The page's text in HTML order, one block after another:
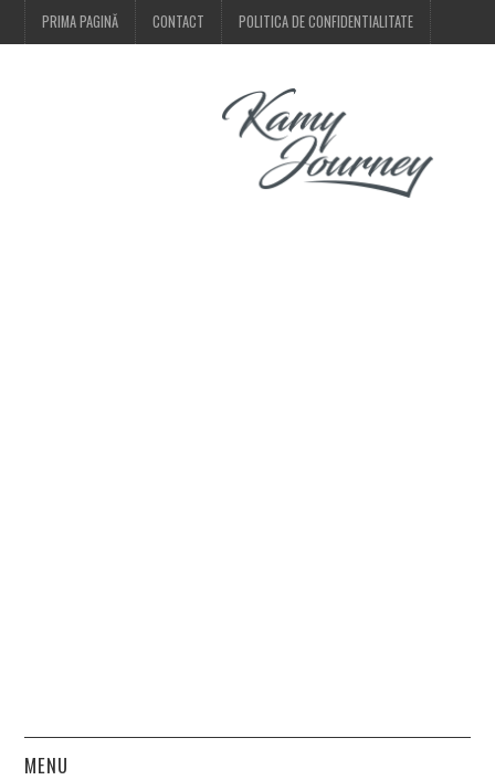
PRIMA PAGINĂ CONTACT POLITICA DE CONFIDENTIALITATE
MENU